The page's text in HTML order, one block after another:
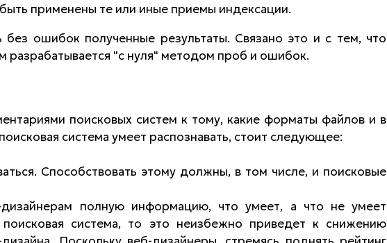
применены те или иные приемы индексации.
ошибок полученные результаты. Связано это и с тем, что
разрабатывается "с нуля" методом проб и ошибок.
поисковых систем к тому, какие форматы файлов и в
система умеет распознавать, стоит следующее:
Способствовать этому должны, в том числе, и поисковые
дизайнерам полную информацию, что умеет, а что не умеет
поисковая система, то это неизбежно приведет к снижению